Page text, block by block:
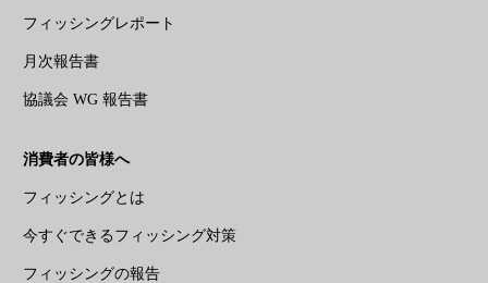
フィッシングレポート
月次報告書
協議会 WG 報告書
消費者の皆様へ
フィッシングとは
今すぐできるフィッシング対策
フィッシングの報告